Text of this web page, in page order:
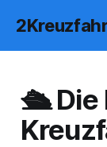
🛳️ Die